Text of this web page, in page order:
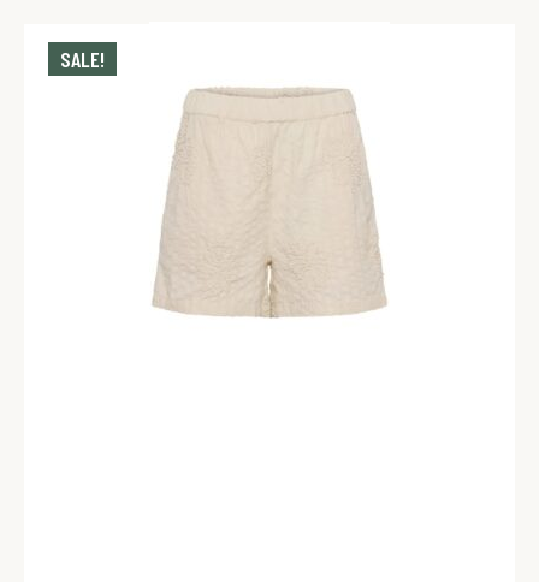
SALE!